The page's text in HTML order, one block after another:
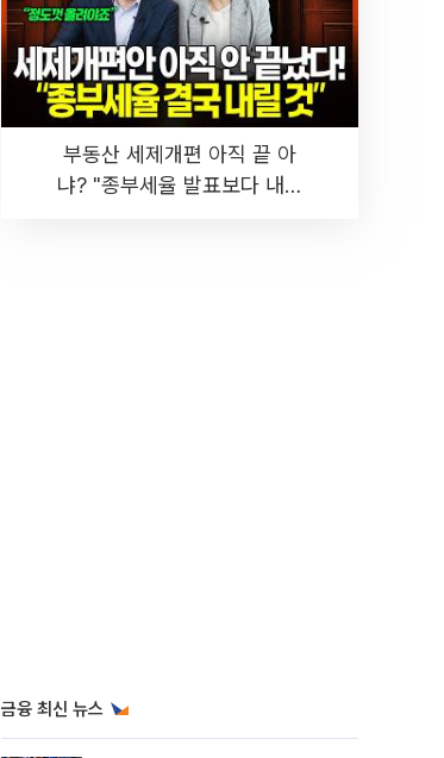
부동산 세제개편 아직 끝 아
냐? "종부세율 발표보다 내릴
금융 최신 뉴스